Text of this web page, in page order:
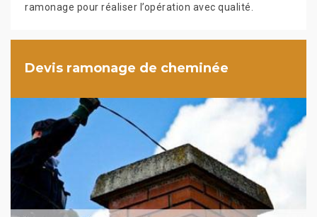
ramonage pour réaliser l’opération avec qualité.
Devis ramonage de cheminée